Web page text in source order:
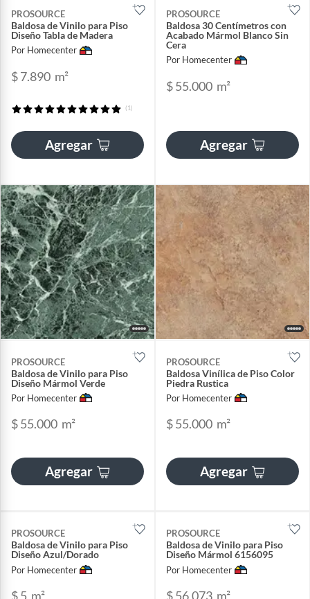
PROSOURCE
Baldosa de Vinilo para Piso
Diseño Tabla de Madera
Por Homecenter
$ 7.890 m²
(1)
Agregar
PROSOURCE
Baldosa 30 Centímetros con
Acabado Mármol Blanco Sin
Cera
Por Homecenter
$ 55.000 m²
Agregar
PROSOURCE
Baldosa de Vinilo para Piso
Diseño Mármol Verde
Por Homecenter
$ 55.000 m²
Agregar
PROSOURCE
Baldosa Vinílica de Piso Color
Piedra Rustica
Por Homecenter
$ 55.000 m²
Agregar
PROSOURCE
Baldosa de Vinilo para Piso
Diseño Azul/Dorado
Por Homecenter
$ 5 m²
PROSOURCE
Baldosa de Vinilo para Piso
Diseño Mármol 6156095
Por Homecenter
$ 56.073 m²